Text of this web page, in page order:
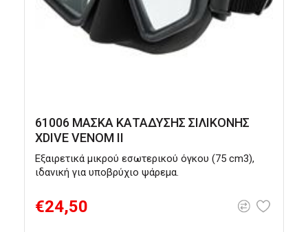
61006 ΜΑΣΚΑ ΚΑΤΑΔΥΣΗΣ ΣΙΛΙΚΟΝΗΣ
XDIVE VENOM II
Εξαιρετικά μικρού εσωτερικού όγκου (75 cm3),
ιδανική για υποβρύχιο ψάρεμα.
€24,50